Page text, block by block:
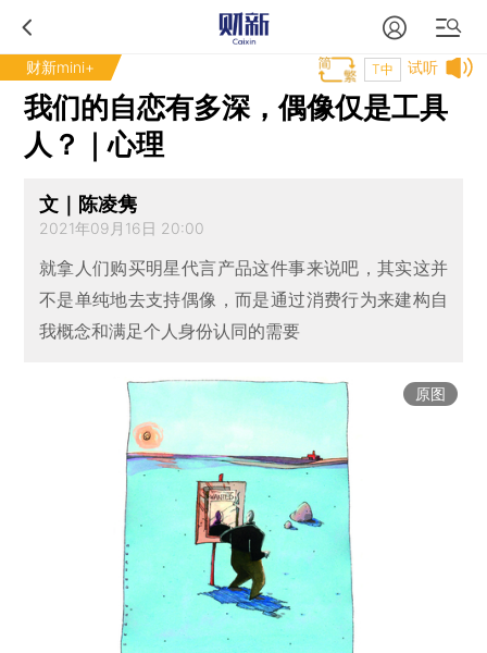
财新mini+ 试听
T中
我们的自恋有多深，偶像仅是工具
人？｜心理
文｜陈凌隽
2021年09月16日 20:00
就拿人们购买明星代言产品这件事来说吧，其实这并
不是单纯地去支持偶像，而是通过消费行为来建构自
我概念和满足个人身份认同的需要
原图